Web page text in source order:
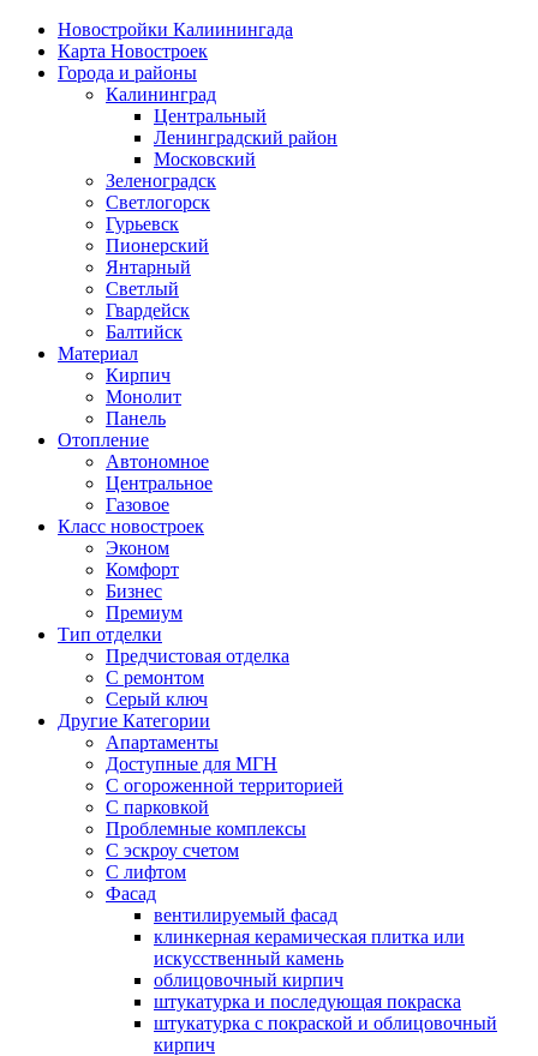
Новостройки Калиинингада
Карта Новостроек
Города и районы
Калининград
Центральный
Ленинградский район
Московский
Зеленоградск
Светлогорск
Гурьевск
Пионерский
Янтарный
Светлый
Гвардейск
Балтийск
Материал
Кирпич
Монолит
Панель
Отопление
Автономное
Центральное
Газовое
Класс новостроек
Эконом
Комфорт
Бизнес
Премиум
Тип отделки
Предчистовая отделка
С ремонтом
Серый ключ
Другие Категории
Апартаменты
Доступные для МГН
С огороженной территорией
С парковкой
Проблемные комплексы
С эскроу счетом
С лифтом
Фасад
вентилируемый фасад
клинкерная керамическая плитка или
искусственный камень
облицовочный кирпич
штукатурка и последующая покраска
штукатурка с покраской и облицовочный
кирпич